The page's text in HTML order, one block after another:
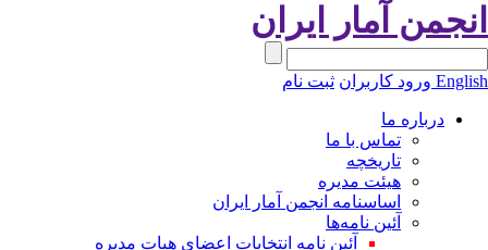
آمار ایران
ورود کاربران ثبت نام
درباره ما
تماس با ما
تاریخچه
هیئت مدیره
اساسنامه انجمن آمار ایران
آئین نامه‌ها
آئین نامه انتخابات اعضای هیات مدیره